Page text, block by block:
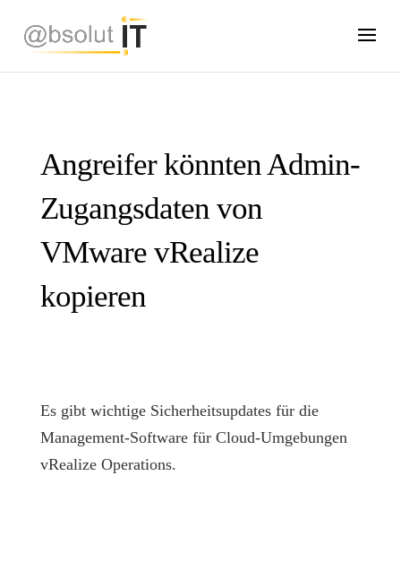
Angreifer könnten Admin-
Zugangsdaten von
VMware vRealize
kopieren
Es gibt wichtige Sicherheitsupdates für die
Management-Software für Cloud-Umgebungen
vRealize Operations.